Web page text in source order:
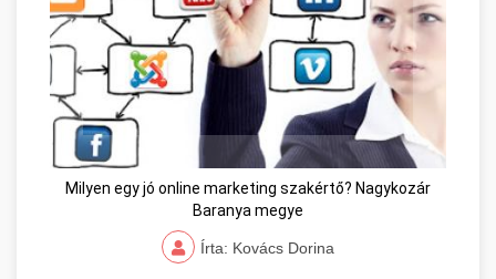
Milyen egy jó online marketing szakértő? Nagykozár
Baranya megye
Írta: Kovács Dorina